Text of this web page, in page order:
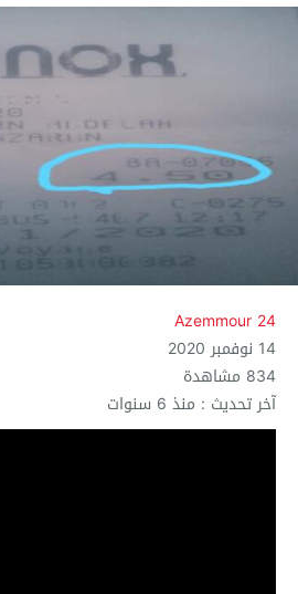
Azemmour 24
14 نوفمبر 2020
834 مشاهدة
آخر تحديث : منذ 6 سنوات